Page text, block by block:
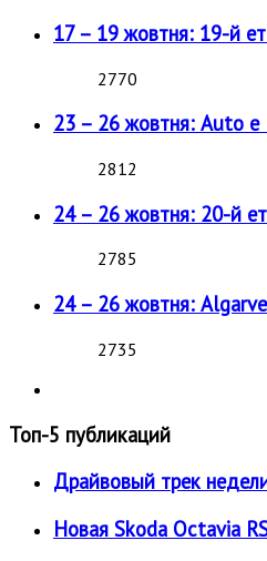
17 – 19 жовтня: 19-й
2770
23 – 26 жовтня: Auto
2812
24 – 26 жовтня: 20-й
2785
24 – 26 жовтня:
2735
Топ-5 публикаций
Драйвовый трек
Новая Skoda Octavia